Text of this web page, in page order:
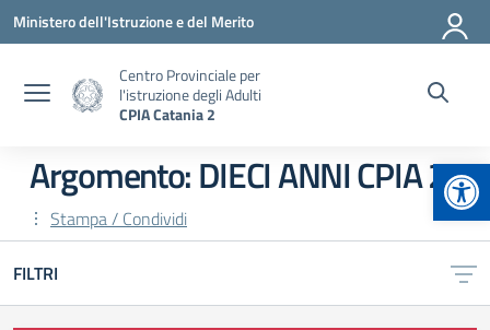
Vai ai contenuti
Vai al menu di navigazione
Vai al footer
Ministero dell'Istruzione e del Merito
Centro Provinciale per
l'istruzione degli Adulti
CPIA Catania 2
Argomento: DIECI ANNI CPIA 2
Stampa / Condividi
FILTRI